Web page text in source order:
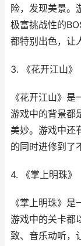
险，发现美景。
极富挑战性的
都特别出色，让
3. 《花开江山》
《花开江山》是
游戏中的背景都
美妙。游戏中还
的同时进修到了
4. 《掌上明珠》
《掌上明珠》是
游戏中的关卡都
致、音乐动听，